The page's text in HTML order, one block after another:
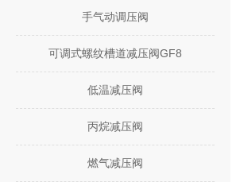
手气动调压阀
可调式螺纹槽道减压阀GF8
低温减压阀
丙烷减压阀
燃气减压阀